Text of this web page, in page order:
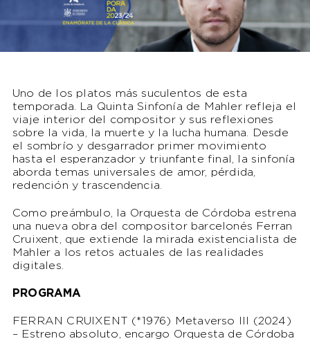
Uno de los platos más suculentos de esta
temporada. La Quinta Sinfonía de Mahler refleja el
viaje interior del compositor y sus reflexiones
sobre la vida, la muerte y la lucha humana. Desde
el sombrío y desgarrador primer movimiento
hasta el esperanzador y triunfante final, la sinfonía
aborda temas universales de amor, pérdida,
redención y trascendencia.
Como preámbulo, la Orquesta de Córdoba estrena
una nueva obra del compositor barcelonés Ferran
Cruixent, que extiende la mirada existencialista de
Mahler a los retos actuales de las realidades
digitales.
PROGRAMA
FERRAN CRUIXENT (*1976) Metaverso III (2024)
– Estreno absoluto, encargo Orquesta de Córdoba